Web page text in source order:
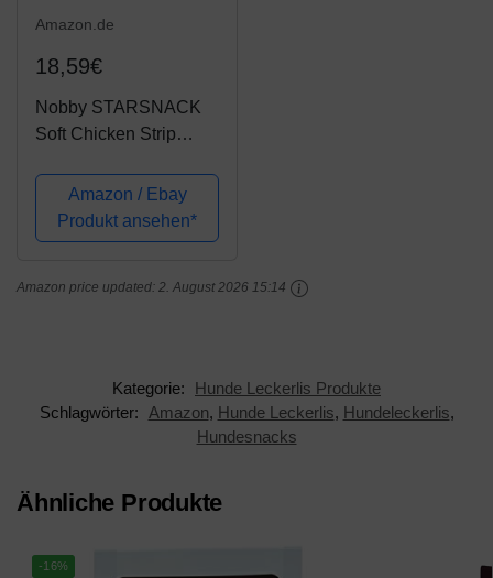
Amazon.de
18,59€
Nobby STARSNACK
Soft Chicken Strip
Amazon / Ebay
Produkt ansehen*
Amazon price updated: 2. August 2026 15:14
Kategorie:
Hunde Leckerlis Produkte
Schlagwörter:
Amazon, Hunde Leckerlis, Hundeleckerlis,
Hundesnacks
Ähnliche Produkte
-16%